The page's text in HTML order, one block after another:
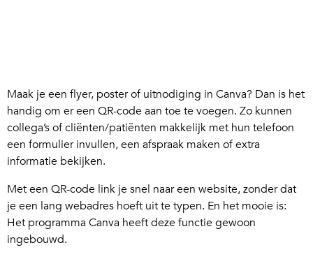
Maak je een flyer, poster of uitnodiging in Canva? Dan is het
handig om er een QR-code aan toe te voegen. Zo kunnen
collega’s of cliënten/patiënten makkelijk met hun telefoon
een formulier invullen, een afspraak maken of extra
informatie bekijken.
Met een QR-code link je snel naar een website, zonder dat
je een lang webadres hoeft uit te typen. En het mooie is:
Het programma Canva heeft deze functie gewoon
ingebouwd.